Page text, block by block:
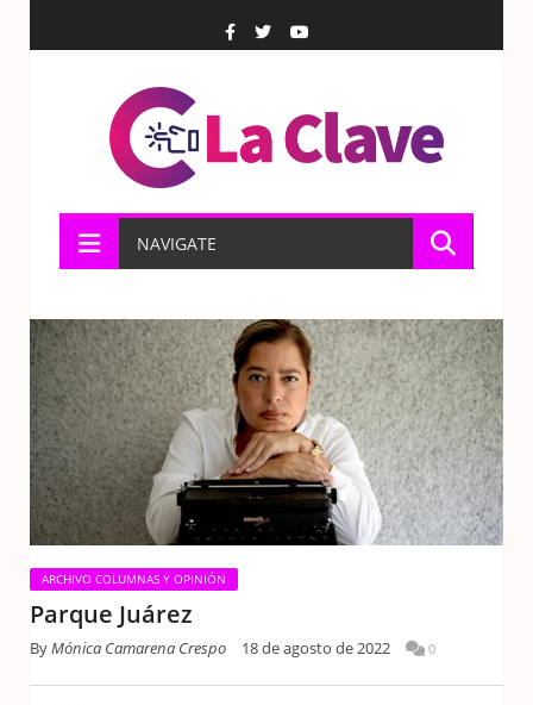
NAVIGATE
ARCHIVO COLUMNAS Y OPINIÓN
Parque Juárez
ByMónica Camarena Crespo 18 de agosto de 2022 0